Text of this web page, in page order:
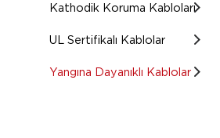
Kathodik Koruma Kabloları
UL Sertifikalı Kablolar
Yangına Dayanıklı Kablolar